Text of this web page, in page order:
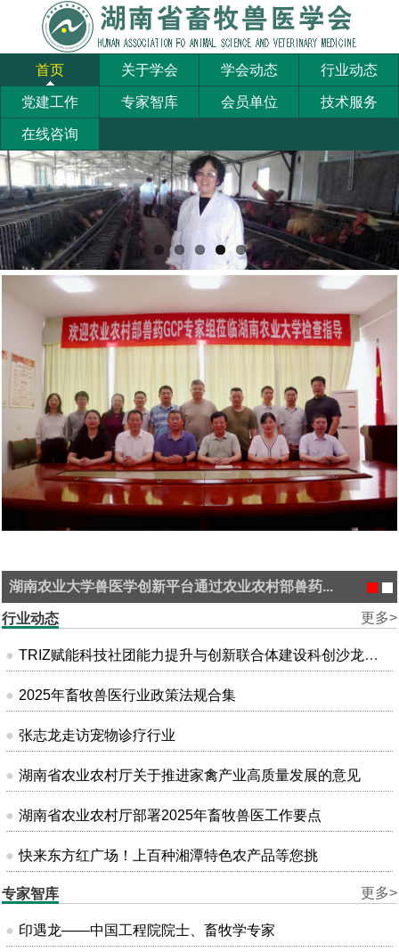
首页 关于学会 学会动态 行业动态
党建工作 专家智库 会员单位 技术服务
在线咨询
湖南农业大学兽医学创新平台通过农业农村部兽药...
更多>
行业动态
TRIZ赋能科技社团能力提升与创新联合体建设科创沙龙在昆明成功举办
2025年畜牧兽医行业政策法规合集
张志龙走访宠物诊疗行业
湖南省农业农村厅关于推进家禽产业高质量发展的意见
湖南省农业农村厅部署2025年畜牧兽医工作要点
快来东方红广场！上百种湘潭特色农产品等您挑
更多>
专家智库
印遇龙——中国工程院院士、畜牧学专家